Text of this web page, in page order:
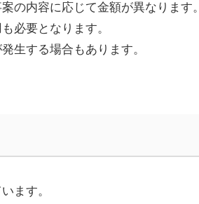
の内容に応じて金額が異なります。
必要となります。
生する場合もあります。
ます。